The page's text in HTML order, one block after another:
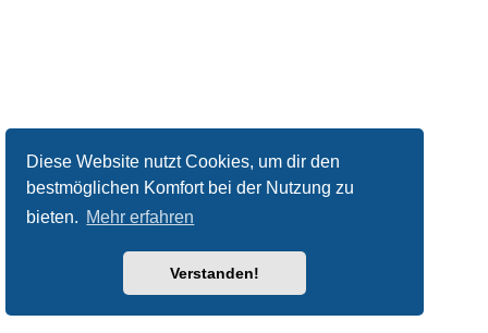
Diese Website nutzt Cookies, um dir den
bestmöglichen Komfort bei der Nutzung zu
bieten. Mehr erfahren
Verstanden!